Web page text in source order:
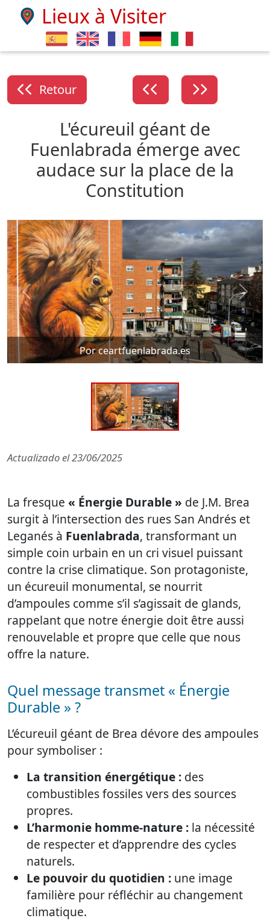
Lieux à Visiter
Retour
L'écureuil géant de
Fuenlabrada émerge avec
audace sur la place de la
Constitution
Por ceartfuenlabrada.es
Actualizado el23/06/2025
La fresque « Énergie Durable » de J.M. Brea
surgit à l’intersection des rues San Andrés et
Leganés à Fuenlabrada, transformant un
simple coin urbain en un cri visuel puissant
contre la crise climatique. Son protagoniste,
un écureuil monumental, se nourrit
d’ampoules comme s’il s’agissait de glands,
rappelant que notre énergie doit être aussi
renouvelable et propre que celle que nous
offre la nature.
Quel message transmet « Énergie
Durable » ?
L’écureuil géant de Brea dévore des ampoules
pour symboliser :
La transition énergétique : des
combustibles fossiles vers des sources
propres.
L’harmonie homme-nature : la nécessité
de respecter et d’apprendre des cycles
naturels.
Le pouvoir du quotidien : une image
familière pour réfléchir au changement
climatique.